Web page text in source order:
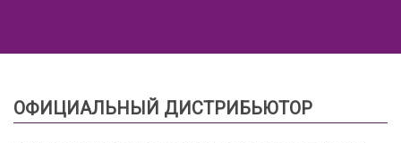
ОФИЦИАЛЬНЫЙ ДИСТРИБЬЮТОР